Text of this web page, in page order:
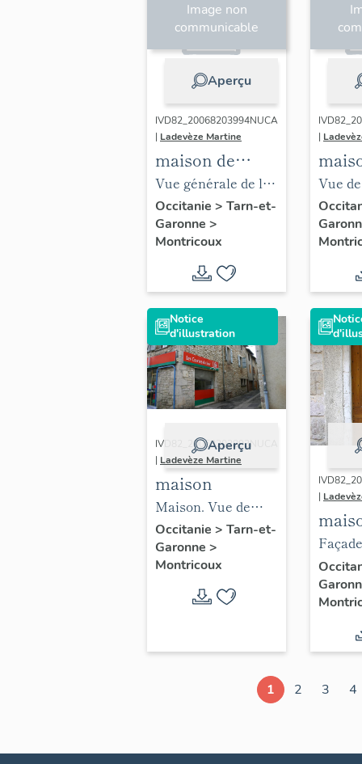
Image non
communicable
Aperçu
IVD82_20068203994NUCA
| Ladevèze Martine
maison de
maître
Vue générale de la
façade postérieure.
Occitanie > Tarn-et-
Garonne >
Montricoux
|
Vue
partie
de la
Notice
d'illustration
Aperçu
IVD82_20068203893NUCA
| Ladevèze Martine
maison
Maison. Vue de
trois-quarts depuis
le nord-est.
Elévation latérale.
Occitanie > Tarn-et-
Garonne >
Montricoux
|
détail
1 2 3 4